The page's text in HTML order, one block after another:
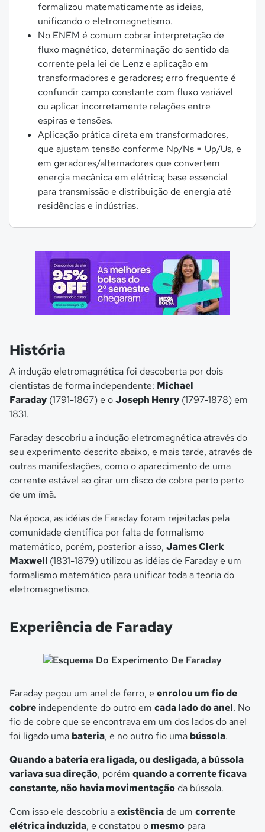
formalizou matematicamente as ideias,
unificando o eletromagnetismo.
No ENEM é comum cobrar interpretação de
fluxo magnético, determinação do sentido da
corrente pela lei de Lenz e aplicação em
transformadores e geradores; erro frequente é
confundir campo constante com fluxo variável
ou aplicar incorretamente relações entre
espiras e tensões.
Aplicação prática direta em transformadores,
que ajustam tensão conforme Np/Ns = Up/Us, e
em geradores/alternadores que convertem
energia mecânica em elétrica; base essencial
para transmissão e distribuição de energia até
residências e indústrias.
História
A indução eletromagnética foi descoberta por dois
cientistas de forma independente: Michael
Faraday (1791-1867) e oJoseph Henry (1797-1878) em
1831.
Faraday descobriu a indução eletromagnética através do
seu experimento descrito abaixo, e mais tarde, através de
outras manifestações, como o aparecimento de uma
corrente estável ao girar um disco de cobre perto perto
de um ímã.
Na época, as idéias de Faraday foram rejeitadas pela
comunidade científica por falta de formalismo
matemático, porém, posterior a isso, James Clerk
Maxwell (1831-1879) utilizou as idéias de Faraday e um
formalismo matemático para unificar toda a teoria do
eletromagnetismo.
Experiência de Faraday
Esquema Do Experimento De Faraday
Faraday pegou um anel de ferro, e enrolou um fio de
cobre independente do outro em cada lado do anel. No
fio de cobre que se encontrava em um dos lados do anel
foi ligado uma bateria, e no outro fio uma bússola.
Quando a bateria era ligada, ou desligada, a bússola
variava sua direção, porém quando a corrente ficava
constante, não havia movimentaçãoda bússola.
Com isso ele descobriu aexistênciade um corrente
elétrica induzida, e constatou o mesmo para